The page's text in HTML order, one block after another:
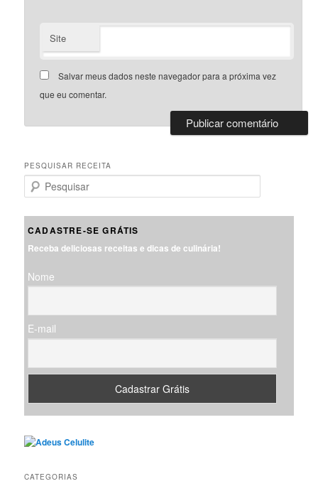
Site
Salvar meus dados neste navegador para a próxima vez
que eu comentar.
PESQUISAR RECEITA
e
u
a
CADASTRE-SE GRÁTIS
Receba deliciosas receitas e dicas de culinária!
Nome
E-mail
CATEGORIAS